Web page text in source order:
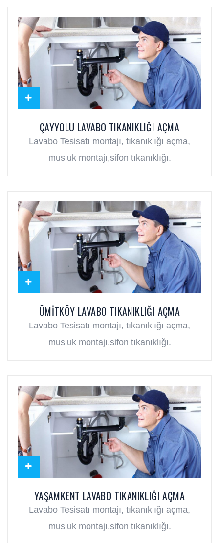
ÇAYYOLU LAVABO TIKANIKLIĞI AÇMA
Lavabo Tesisatı montajı, tıkanıklığı açma,
musluk montajı,sifon tıkanıklığı.
ÜMITKÖY LAVABO TIKANIKLIĞI AÇMA
Lavabo Tesisatı montajı, tıkanıklığı açma,
musluk montajı,sifon tıkanıklığı.
YAŞAMKENT LAVABO TIKANIKLIĞI AÇMA
Lavabo Tesisatı montajı, tıkanıklığı açma,
musluk montajı,sifon tıkanıklığı.